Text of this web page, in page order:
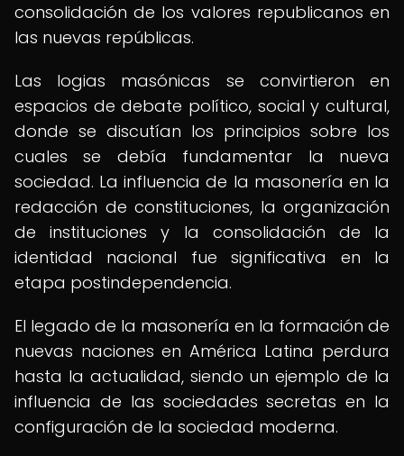
consolidación de los valores republicanos en
las nuevas repúblicas.
Las logias masónicas se convirtieron en
espacios de debate político, social y cultural,
donde se discutían los principios sobre los
cuales se debía fundamentar la nueva
sociedad. La influencia de la masonería en la
redacción de constituciones, la organización
de instituciones y la consolidación de la
identidad nacional fue significativa en la
etapa postindependencia.
El legado de la masonería en la formación de
nuevas naciones en América Latina perdura
hasta la actualidad, siendo un ejemplo de la
influencia de las sociedades secretas en la
configuración de la sociedad moderna.